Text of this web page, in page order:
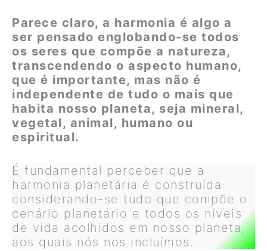
Parece claro, a harmonia é algo a
ser pensado englobando-se todos
os seres que compõe a natureza,
transcendendo o aspecto humano,
que é importante, mas não é
independente de tudo o mais que
habita nosso planeta, seja mineral,
vegetal, animal, humano ou
espiritual.
É fundamental perceber que a
harmonia planetária é construída
considerando-se tudo que compõe o
cenário planetário e todos os níveis
de vida acolhidos em nosso planeta,
aos quais nós nos incluímos.